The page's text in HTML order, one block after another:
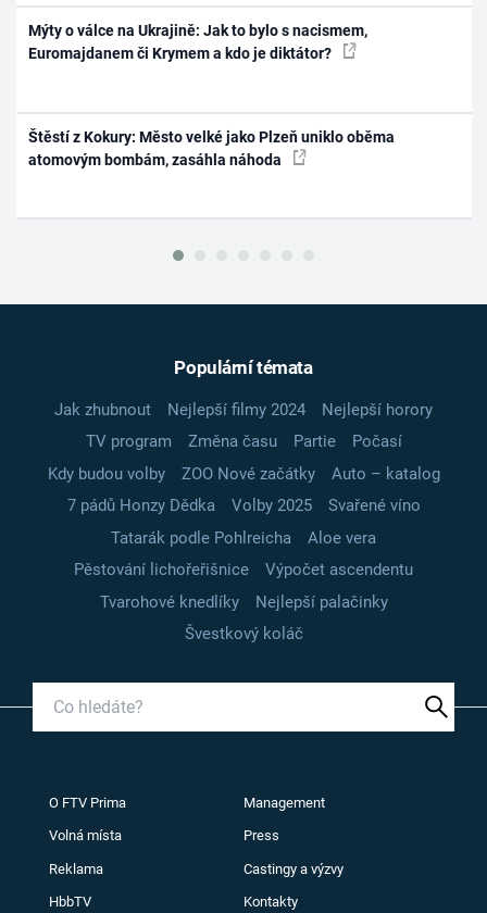
Mýty o válce na Ukrajině: Jak to bylo s nacismem,
Euromajdanem či Krymem a kdo je diktátor?
Štěstí z Kokury: Město velké jako Plzeň uniklo oběma
atomovým bombám, zasáhla náhoda
Populární témata
Jak zhubnout Nejlepší filmy 2024
Nejlepší horory
TV program
Změna času Partie
Počasí
Kdy budou volby
ZOO Nové začátky
Auto – katalog
7 pádů Honzy Dědka
Volby 2025
Svařené víno
Tatarák podle Pohlreicha
Aloe vera
Pěstování lichořeřišnice
Výpočet ascendentu
Tvarohové knedlíky
Nejlepší palačinky
Švestkový koláč
O FTV Prima Management
Volná místa Press
Reklama Castingy a výzvy
HbbTV Kontakty